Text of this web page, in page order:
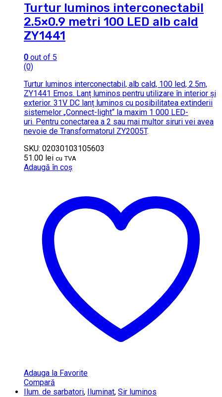
Turtur luminos interconectabil
2.5×0.9 metri 100 LED alb cald
ZY1441
0 out of 5
(0)
Turtur luminos interconectabil, alb cald, 100 led, 2.5m,
ZY1441 Emos. Lanț luminos pentru utilizare în interior și
exterior. 31V DC lanț luminos cu posibilitatea extinderii
sistemelor „Connect-light“ la maxim 1 000 LED-
uri. Pentru conectarea a 2 sau mai multor siruri vei avea
nevoie de Transformatorul ZY2005T.
SKU: 02030103105603
51.00 lei cu TVA
Adaugă în coș
Adauga la Favorite
Compară
Ilum. de sarbatori, Iluminat, Sir luminos